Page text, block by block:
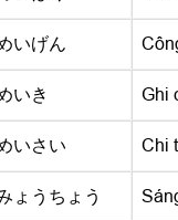
いげん
いき Ghi
いさい Chi
ょうちょう